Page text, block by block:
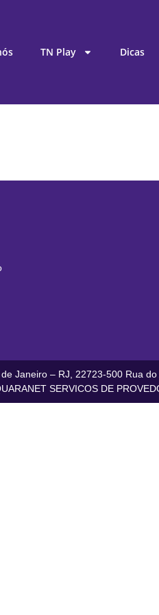
TN Play Dicas
Janeiro – RJ, 22723-500 Rua
SERVICOS DE